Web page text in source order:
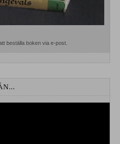
beställa boken via e-post.